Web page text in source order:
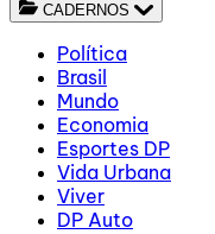
CADERNOS
Política
Brasil
Mundo
Economia
Esportes DP
Vida Urbana
Viver
DP Auto